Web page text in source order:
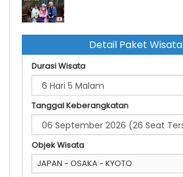
osaka kyoto
Detail Paket Wisata
Durasi Wisata
Tanggal Keberangkatan
Objek Wisata
JAPAN - OSAKA - KYOTO